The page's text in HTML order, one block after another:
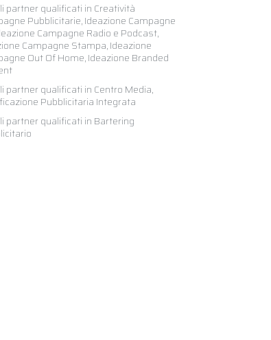
partner qualificati in Creatività
Pubblicitarie, Ideazione Campagne
Campagne Radio e Podcast,
Campagne Stampa, Ideazione
Out Of Home, Ideazione Branded
partner qualificati in Centro Media,
Pubblicitaria Integrata
partner qualificati in Bartering